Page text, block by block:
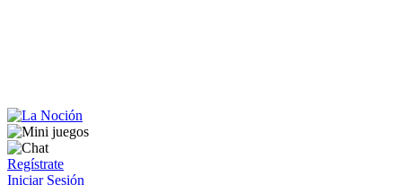
Regístrate
Iniciar Sesión